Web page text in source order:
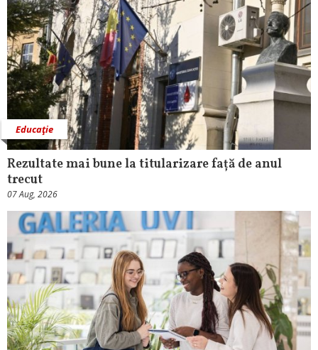
Educaţie
Rezultate mai bune la titularizare față de anul
trecut
07 Aug, 2026